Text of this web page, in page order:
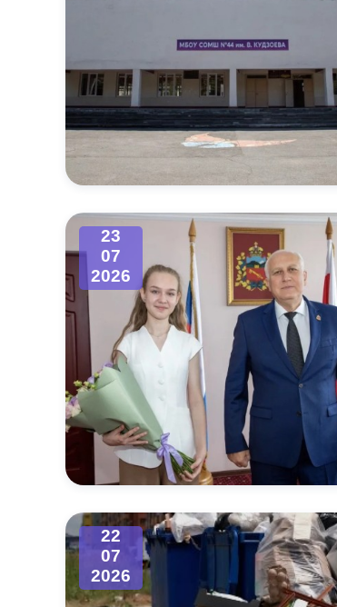
Информация о результатах
проверок
Муниципальный контроль
23
07
2026
22
07
2026